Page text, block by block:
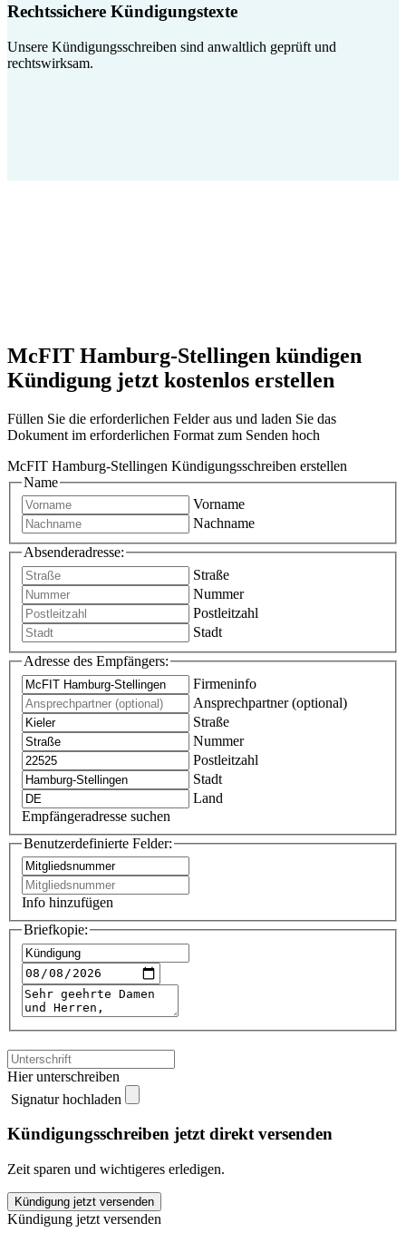
Rechtssichere Kündigungstexte
Unsere Kündigungsschreiben sind anwaltlich geprüft und
rechtswirksam.
McFIT Hamburg-Stellingen kündigen
Kündigung jetzt kostenlos erstellen
Füllen Sie die erforderlichen Felder aus und laden Sie das
Dokument im erforderlichen Format zum Senden hoch
McFIT Hamburg-Stellingen Kündigungsschreiben erstellen
Name
Vorname
Nachname
Absenderadresse:
Straße
Nummer
Postleitzahl
Stadt
Adresse des Empfängers:
Firmeninfo
Ansprechpartner (optional)
Straße
Nummer
Postleitzahl
Stadt
Land
Empfängeradresse suchen
Benutzerdefinierte Felder:
Info hinzufügen
Briefkopie:
Hier unterschreiben
Signatur hochladen
Kündigungsschreiben jetzt direkt versenden
Zeit sparen und wichtigeres erledigen.
McFIT
Hamburg-
Kündigung jetzt versenden
Kündigung jetzt versenden